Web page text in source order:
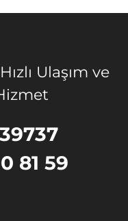
Ulaşım ve
81 59